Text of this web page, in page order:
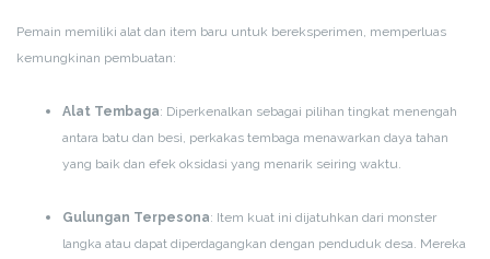
Pemain memiliki alat dan item baru untuk bereksperimen, memperluas
kemungkinan pembuatan:
Alat Tembaga: Diperkenalkan sebagai pilihan tingkat menengah
antara batu dan besi, perkakas tembaga menawarkan daya tahan
yang baik dan efek oksidasi yang menarik seiring waktu.
Gulungan Terpesona: Item kuat ini dijatuhkan dari monster
langka atau dapat diperdagangkan dengan penduduk desa. Mereka